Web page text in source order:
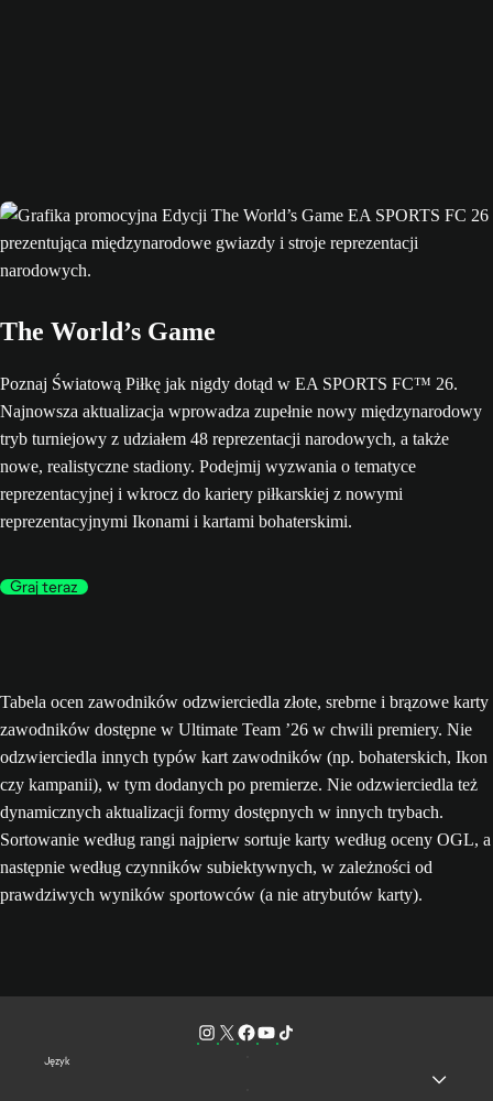
The World’s Game
Poznaj Światową Piłkę jak nigdy dotąd w EA SPORTS FC™ 26.
Najnowsza aktualizacja wprowadza zupełnie nowy międzynarodowy
tryb turniejowy z udziałem 48 reprezentacji narodowych, a także
nowe, realistyczne stadiony. Podejmij wyzwania o tematyce
reprezentacyjnej i wkrocz do kariery piłkarskiej z nowymi
reprezentacyjnymi Ikonami i kartami bohaterskimi.
Graj teraz
Tabela ocen zawodników odzwierciedla złote, srebrne i brązowe karty
zawodników dostępne w Ultimate Team ’26 w chwili premiery. Nie
odzwierciedla innych typów kart zawodników (np. bohaterskich, Ikon
czy kampanii), w tym dodanych po premierze. Nie odzwierciedla też
dynamicznych aktualizacji formy dostępnych w innych trybach.
Sortowanie według rangi najpierw sortuje karty według oceny OGL, a
następnie według czynników subiektywnych, w zależności od
prawdziwych wyników sportowców (a nie atrybutów karty).
Język